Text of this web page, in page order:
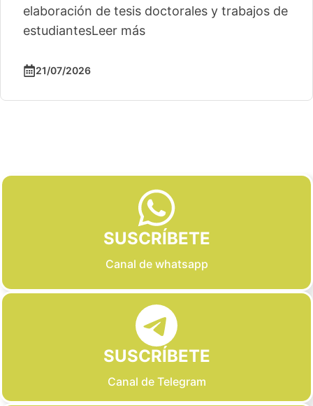
elaboración de tesis doctorales y trabajos de
estudiantesLeer más
21/07/2026
SUSCRÍBETE
Canal de whatsapp
SUSCRÍBETE
Canal de Telegram